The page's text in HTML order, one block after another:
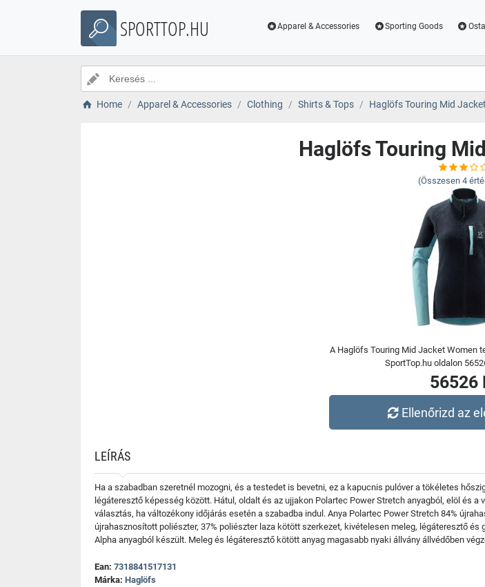
SPORTTOP.HU Apparel & Accessories Sporting Goods
Home Apparel & Accessories Clothing Shirts & Tops Haglöfs Touring Mid
Haglöfs Touring
(Összesen 4
A Haglöfs Touring Mid Jacket Women
SportTop.hu oldalon
56526
Ellenőrizd az
LEÍRÁS
Ha a szabadban szeretnél mozogni, és a testedet is bevetni, ez a kapucnis pulóver a tökéletes
légáteresztő képesség között. Hátul, oldalt és az ujjakon Polartec Power Stretch anyagból, elöl és
választás, ha változékony időjárás esetén a szabadba indul. Anya Polartec Power Stretch 84%
újrahasznosított poliészter, 37% poliészter laza kötött szerkezet, kivételesen meleg, légáteresztő
Alpha anyagból készült. Meleg és légáteresztő kötött anyag magasabb nyaki állvány állvédőben
Ean: 7318841517131
Márka: Haglöfs